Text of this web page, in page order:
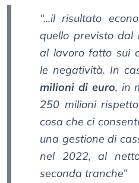
“...il risultato
quello previsto dal
al lavoro fatto sui
le negatività. In
milioni di euro, in
250 milioni
cosa che ci
una gestione di
nel 2022, al
seconda tranche”